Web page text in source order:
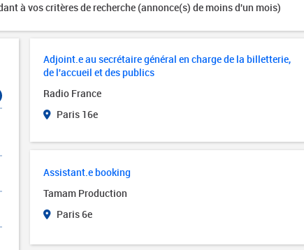
à vos critères de recherche (annonce(s) de moins d'un mois)
Adjoint.e au secrétaire général en charge de la billetterie,
de l'accueil et des publics
Radio France
Paris 16e
Assistant.e booking
Tamam Production
Paris 6e